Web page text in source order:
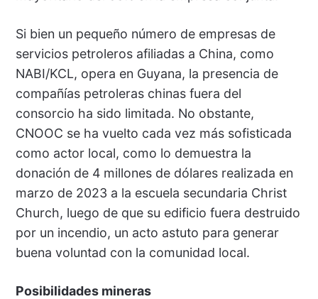
Si bien un pequeño número de empresas de
servicios petroleros afiliadas a China, como
NABI/KCL, opera en Guyana, la presencia de
compañías petroleras chinas fuera del
consorcio ha sido limitada. No obstante,
CNOOC se ha vuelto cada vez más sofisticada
como actor local, como lo demuestra la
donación de 4 millones de dólares realizada en
marzo de 2023 a la escuela secundaria Christ
Church, luego de que su edificio fuera destruido
por un incendio, un acto astuto para generar
buena voluntad con la comunidad local.
Posibilidades mineras